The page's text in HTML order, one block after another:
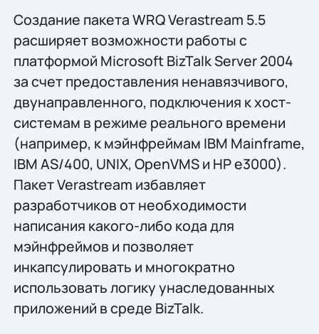
Создание пакета WRQ Verastream 5.5
расширяет возможности работы с
платформой Microsoft BizTalk Server 2004
за счет предоставления ненавязчивого,
двунаправленного, подключения к хост-
системам в режиме реального времени
(например, к мэйнфреймам IBM Mainframe,
IBM AS/400, UNIX, OpenVMS и HP e3000).
Пакет Verastream избавляет
разработчиков от необходимости
написания какого-либо кода для
мэйнфреймов и позволяет
инкапсулировать и многократно
использовать логику унаследованных
приложений в среде BizTalk.